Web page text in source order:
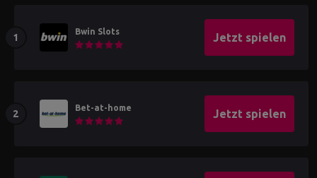
Bwin Slots Jetzt spielen
Bet-at-home Jetzt spielen